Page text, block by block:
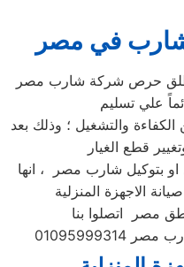
في مصر
حرص شركة شارب مصر
علي تسليم
والتشغيل ؛ وذلك بعد
قطع الغيار
او بتوكيل شارب مصر ، انها
الاجهزة المنزلية
مصر اتصلوا بنا